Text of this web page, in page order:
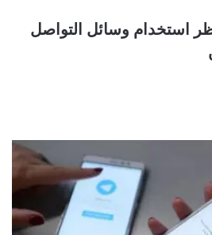
استخدام وسائل التواصل